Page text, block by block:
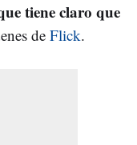
tiene claro que
de Flick.